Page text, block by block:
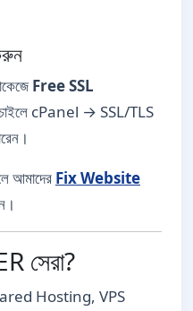
Free SSL
চাইলে cPanel → SSL/TLS
আমাদের Fix Website
সেরা?
Hosting, VPS